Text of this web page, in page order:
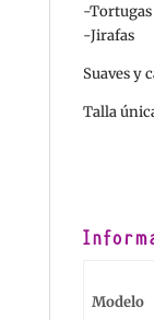
-Tortugas
-Jirafas
Suaves y
Talla
Modelo